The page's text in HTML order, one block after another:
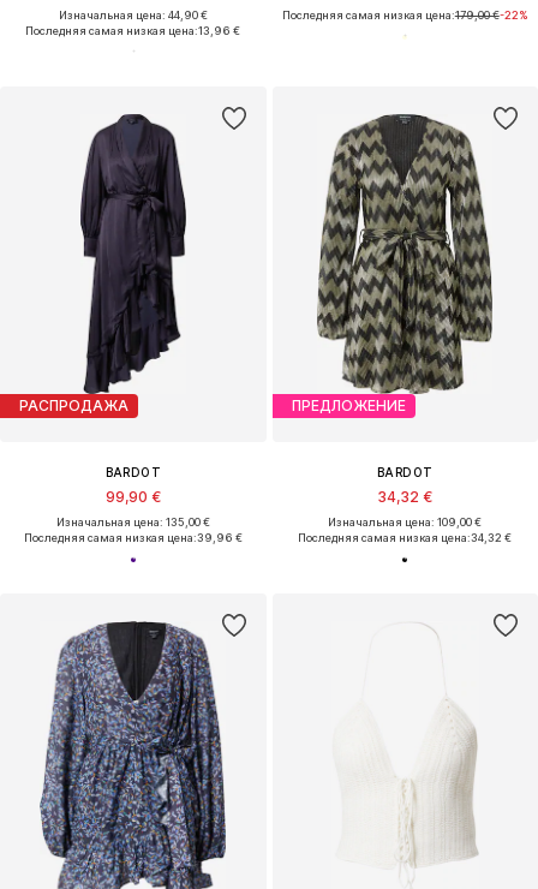
Изначальная цена: 44,90 €
Последняя самая низкая цена:13,96 €
Последняя самая низкая цена:179,00 €-22%
РАСПРОДАЖА
BARDOT
99,90 €
Изначальная цена: 135,00 €
Последняя самая низкая цена:39,96 €
ПРЕДЛОЖЕНИЕ
BARDOT
34,32 €
Изначальная цена: 109,00 €
Последняя самая низкая цена:34,32 €